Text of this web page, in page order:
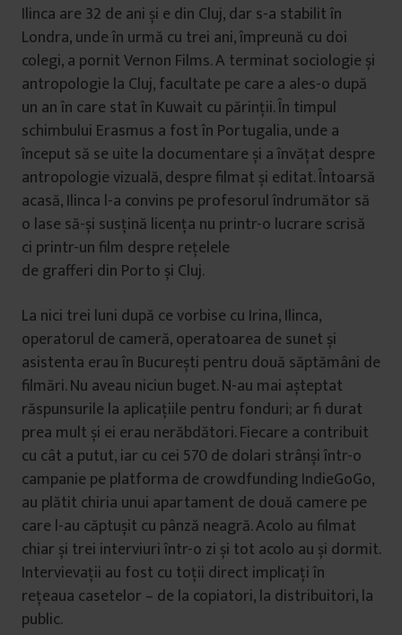
Ilinca are 32 de ani și e din Cluj, dar s-a stabilit în
Londra, unde în urmă cu trei ani, împreună cu doi
colegi, a pornit Vernon Films. A terminat sociologie și
antropologie la Cluj, facultate pe care a ales-o după
un an în care stat în Kuwait cu părinții. În timpul
schimbului Erasmus a fost în Portugalia, unde a
început să se uite la documentare și a învățat despre
antropologie vizuală, despre filmat și editat. Întoarsă
acasă, Ilinca l-a convins pe profesorul îndrumător să
o lase să-și susțină licența nu printr-o lucrare scrisă
ci printr-un film despre rețelele
de grafferi din Porto și Cluj.
La nici trei luni după ce vorbise cu Irina, Ilinca,
operatorul de cameră, operatoarea de sunet și
asistenta erau în București pentru două săptămâni de
filmări. Nu aveau niciun buget. N-au mai așteptat
răspunsurile la aplicațiile pentru fonduri; ar fi durat
prea mult și ei erau nerăbdători. Fiecare a contribuit
cu cât a putut, iar cu cei 570 de dolari strânși într-o
campanie pe platforma de crowdfunding IndieGoGo,
au plătit chiria unui apartament de două camere pe
care l-au căptușit cu pânză neagră. Acolo au filmat
chiar și trei interviuri într-o zi și tot acolo au și dormit.
Intervievații au fost cu toții direct implicați în
rețeaua casetelor – de la copiatori, la distribuitori, la
public.